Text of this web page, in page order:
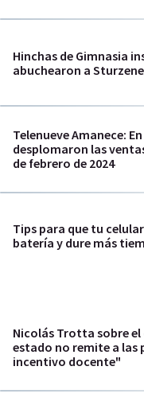
Hinchas de Gimnasia
abuchearon a
Telenueve Amanece:
desplomaron las
de febrero de 2024
Tips para que tu
batería y dure más
Nicolás Trotta sobre
estado no remite a las
incentivo docente"